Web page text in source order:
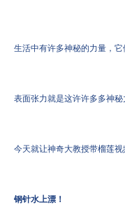
生活中有许多神秘的力量，
表面张力就是这许许多多神秘力
今天就让神奇大教授带榴莲视
钢针水上漂！